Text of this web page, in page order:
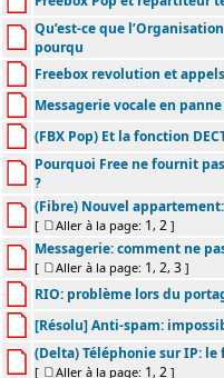
Qu’est-ce que
pourqu
Freebox revolution et
Messagerie vocale en
(FBX Pop) Et la fonction
Pourquoi Free ne fournit
?
(Fibre) Nouvel
[ Aller à la page: 1 , 2 ]
Messagerie: comment ne
[ Aller à la page: 1 , 2, 3 ]
RIO: problème lors du
[Résolu] Anti-spam:
(Delta) Téléphonie sur IP:
[ Aller à la page: 1 , 2 ]